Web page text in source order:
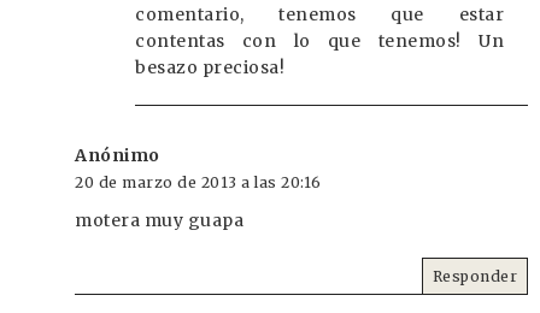
comentario, tenemos que estar
contentas con lo que tenemos! Un
besazo preciosa!
Anónimo
20 de marzo de 2013 a las 20:16
motera muy guapa
Responder